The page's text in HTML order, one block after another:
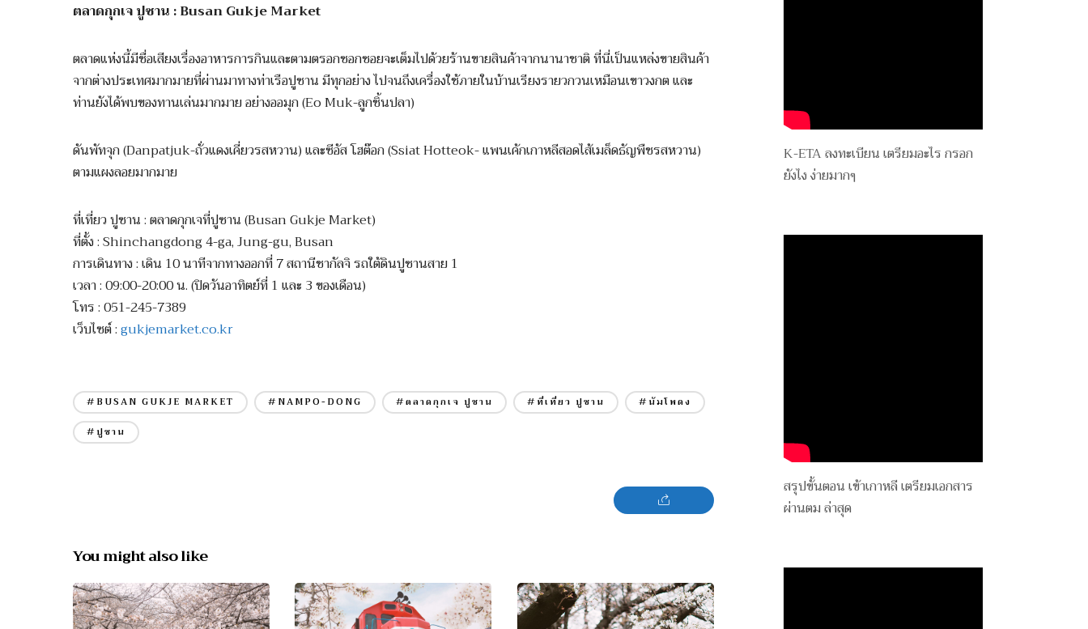
ตลาดกุกเจ ปูซาน : Busan Gukje Market
ตลาดแห่งนี้มีชื่อเสียงเรื่องอาหารการกินและตามตรอกซอกซอยจะเต็มไปด้วยร้านขายสินค้าจากนานาชาติ ที่นี่เป็นแหล่งขายสินค้า
จากต่างประเทศมากมายที่ผ่านมาทางท่าเรือปูซาน มีทุกอย่าง ไปจนถึงเครื่องใช้ภายในบ้านเรียงรายวกวนเหมือนเขาวงกต และ
ท่านยังได้พบของทานเล่นมากมาย อย่างออมุก (Eo Muk-ลูกชิ้นปลา)
ดันพัทจุก (Danpatjuk-ถั่วแดงเคี่ยวรสหวาน) และซีอัส โฮต๊อก (Ssiat Hotteok- แพนเค้กเกาหลีสอดไส้เมล็ดธัญพืชรสหวาน)
ตามแผงลอยมากมาย
ที่เที่ยว ปูซาน : ตลาดกุกเจที่ปูซาน (Busan Gukje Market)
ที่ตั้ง : Shinchangdong 4-ga, Jung-gu, Busan
การเดินทาง : เดิน 10 นาทีจากทางออกที่ 7 สถานีชากัลจิ รถใต้ดินปูซานสาย 1
เวลา : 09:00-20:00 น. (ปิดวันอาทิตย์ที่ 1 และ 3 ของเดือน)
โทร : 051-245-7389
เว็บไซต์ :gukjemarket.co.kr
#BUSAN GUKJE MARKET #NAMPO-DONG #ตลาดกุกเจ ปูซาน #ที่เที่ยว ปูซาน
#นัมโพดง
#ปูซาน
You might also like
K-ETA ลงทะเบียน เตรียมอะไร กรอก
ยังไง ง่ายมากๆ
สรุปขั้นตอน เข้าเกาหลี เตรียมเอกสาร
ผ่านตม ล่าสุด